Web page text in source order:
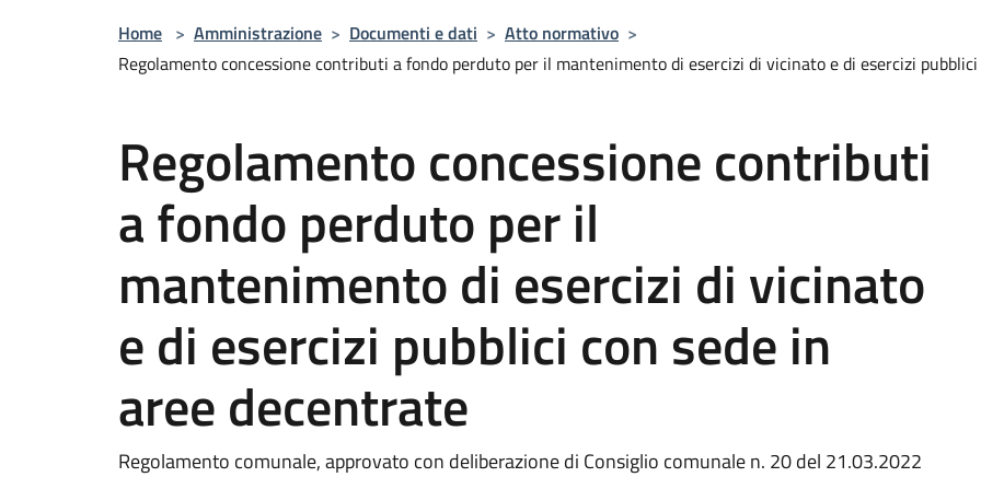
Home > Amministrazione > Documenti e dati > Atto normativo >
Regolamento concessione contributi a fondo perduto per il mantenimento di esercizi di vicinato e di esercizi
Regolamento concessione contributi
a fondo perduto per il
mantenimento di esercizi di vicinato
e di esercizi pubblici con sede in
aree decentrate
Regolamento comunale, approvato con deliberazione di Consiglio comunale n. 20 del 21.03.2022